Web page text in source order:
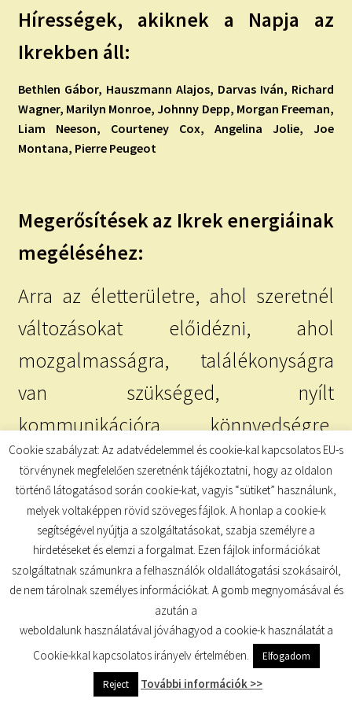
Hírességek, akiknek a Napja az
Ikrekben áll:
Bethlen Gábor, Hauszmann Alajos, Darvas Iván, Richard
Wagner, Marilyn Monroe, Johnny Depp, Morgan Freeman,
Liam Neeson, Courteney Cox, Angelina Jolie, Joe
Montana, Pierre Peugeot
Megerősítések az Ikrek energiáinak
megéléséhez:
Arra az életterületre, ahol szeretnél
változásokat előidézni, ahol
mozgalmasságra, találékonyságra
van szükséged, nyílt
kommunikációra, könnyedségre,
szellemi szabadságra, sokszínűségre,
illetve logikus megközelítésre, oda
vidd bele az Ikrek energiáit speciális
megerősítésekkel:
Tudatosítom magamban, hogy változás természetes, az élet
Nem félek a változásoktól, sőt örömmel fogadom azokat!
Tudom, hogy a változás jót hoz nekem.
Poláris világban élek és ez segít abban, hogy kiválasszam,
mit szeretnék megélni.
Cookie szabályzat: Az adatvédelemmel és cookie-kal kapcsolatos EU-s
törvénynek megfelelően szeretnénk tájékoztatni, hogy az oldalon
történő látogatásod során cookie-kat, vagyis “sütiket” használunk,
melyek voltaképpen rövid szöveges fájlok. A honlap a cookie-k
segítségével nyújtja a szolgáltatásokat, szabja személyre a
hirdetéseket és elemzi a forgalmat. Ezen fájlok információkat
szolgáltatnak számunkra a felhasználók oldallátogatási szokásairól,
de nem tárolnak személyes információkat. A gomb megnyomásával és
azután a
weboldalunk használatával jóváhagyod a cookie-k használatát a
Cookie-kkal kapcsolatos irányelv értelmében.
Elfogadom
Reject További információk >>